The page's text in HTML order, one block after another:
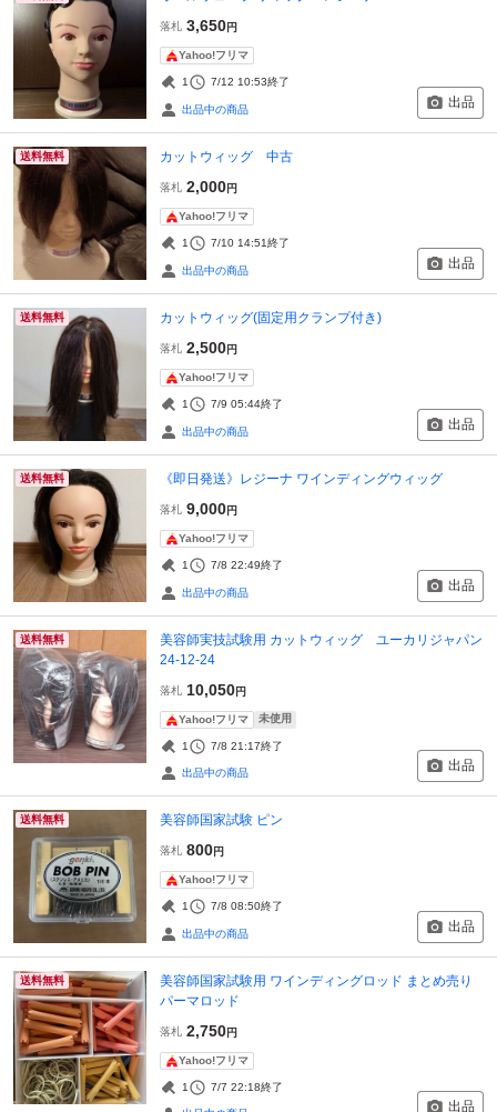
落札 3,650円
Yahoo!フリマ
1 7/12 10:53終了
出品中の商品 出品
送料無料 カットウィッグ 中古
落札 2,000円
Yahoo!フリマ
1 7/10 14:51終了
出品中の商品 出品
送料無料 カットウィッグ(固定用クランプ付き)
落札 2,500円
Yahoo!フリマ
1 7/9 05:44終了
出品中の商品 出品
送料無料 《即日発送》レジーナ ワインディングウィッグ
落札 9,000円
Yahoo!フリマ
1 7/8 22:49終了
出品中の商品 出品
送料無料
美容師実技試験用 カットウィッグ ユーカリジャパン
24-12-24
落札 10,050円
Yahoo!フリマ 未使用
1 7/8 21:17終了
出品中の商品 出品
送料無料 美容師国家試験 ピン
落札 800円
Yahoo!フリマ
1 7/8 08:50終了
出品中の商品 出品
送料無料
美容師国家試験用 ワインディングロッド まとめ売り
パーマロッド
落札 2,750円
Yahoo!フリマ
1 7/7 22:18終了
出品